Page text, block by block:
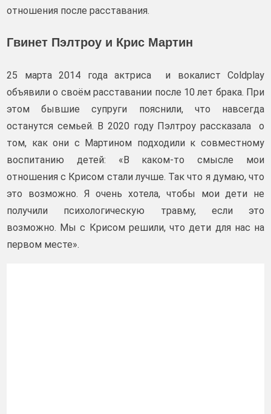
отношения после расставания.
Гвинет Пэлтроу и Крис Мартин
25 марта 2014 года актриса и вокалист Coldplay
объявили о своём расставании после 10 лет брака. При
этом бывшие супруги пояснили, что навсегда
останутся семьей. В 2020 году Пэлтроу рассказала о
том, как они с Мартином подходили к совместному
воспитанию детей: «В каком-то смысле мои
отношения с Крисом стали лучше. Так что я думаю, что
это возможно. Я очень хотела, чтобы мои дети не
получили психологическую травму, если это
возможно. Мы с Крисом решили, что дети для нас на
первом месте».